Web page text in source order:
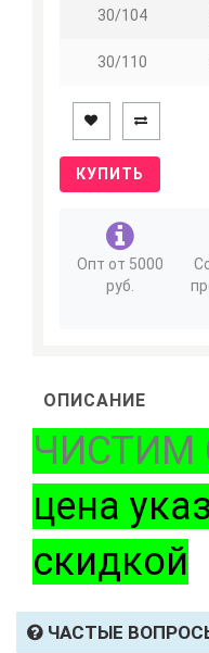
30/104
30/110
КУПИТЬ
Опт от 5000
руб.
ОПИСАНИЕ
ЧИСТИМ
цена
скидкой
ЧАСТЫЕ